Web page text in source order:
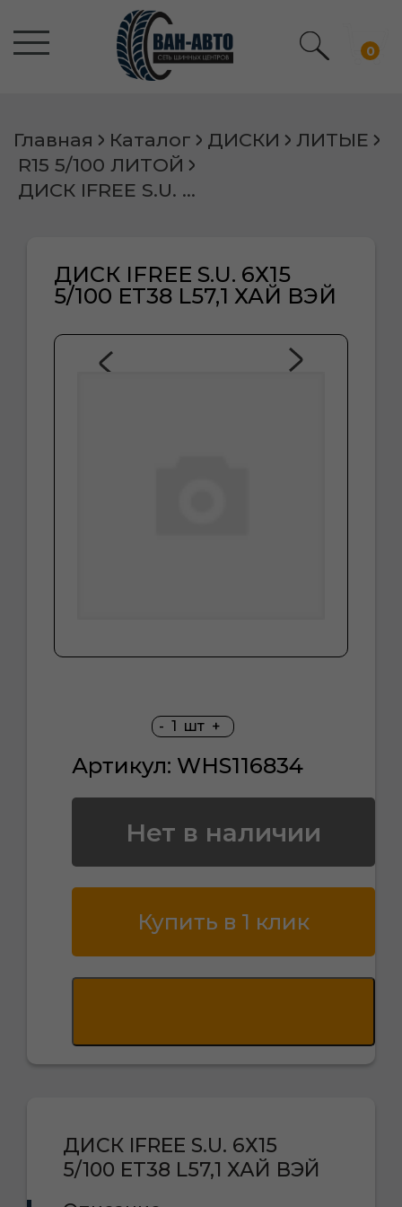
0
Главная Каталог ДИСКИ
ЛИТЫЕ
R15 5/100 ЛИТОЙ
ДИСК IFREE S.U. 6Х15 5/100 ET38 L57,1 ХАЙ ВЭЙ
ДИСК IFREE S.U. 6Х15
5/100 ET38 L57,1 ХАЙ ВЭЙ
- 1 шт +
Артикул: WHS116834
Нет в наличии
Купить в 1 клик
ДИСК IFREE S.U. 6Х15
5/100 ET38 L57,1 ХАЙ ВЭЙ